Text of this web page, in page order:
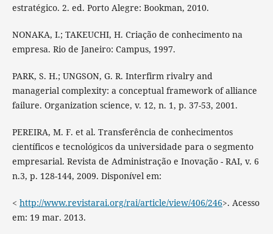
estratégico. 2. ed. Porto Alegre: Bookman, 2010.
NONAKA, I.; TAKEUCHI, H. Criação de conhecimento na
empresa. Rio de Janeiro: Campus, 1997.
PARK, S. H.; UNGSON, G. R. Interfirm rivalry and
managerial complexity: a conceptual framework of alliance
failure. Organization science, v. 12, n. 1, p. 37-53, 2001.
PEREIRA, M. F. et al. Transferência de conhecimentos
científicos e tecnológicos da universidade para o segmento
empresarial. Revista de Administração e Inovação - RAI, v. 6
n.3, p. 128-144, 2009. Disponível em:
< http://www.revistarai.org/rai/article/view/406/246>. Acesso
em: 19 mar. 2013.